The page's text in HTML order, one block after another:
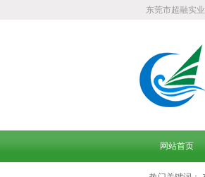
东莞市超融实
网站首页